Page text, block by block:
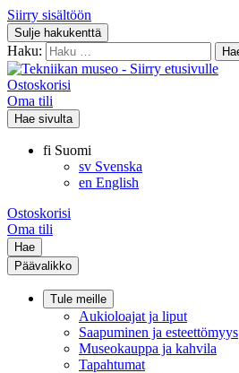
Siirry sisältöön
Sulje hakukenttä
Haku:
Ostoskorisi
Oma tili
Hae sivulta
fi Suomi
sv Svenska
en English
Ostoskorisi
Oma tili
Hae
Päävalikko
Tule meille
Aukioloajat ja liput
Saapuminen ja esteettömyys
Museokauppa ja kahvila
Tapahtumat